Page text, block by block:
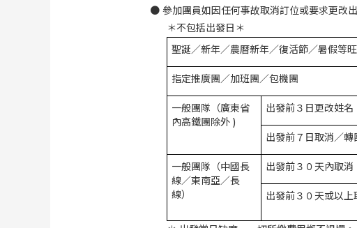
● 參加團員如因任何事故取消訂位或要求更改
＊不包括出發日＊
聖誕／新年／農曆新年／復活節／暑假等
指定推廣團／加班團／包機團
一般團隊（廣東省
內高鐵團除外)
出發前３日更改姓名
出發前７日取消／轉
一般團隊（中國長
線／東南亞／長
線）
出發前３０天內取消
出發前３０天或以上